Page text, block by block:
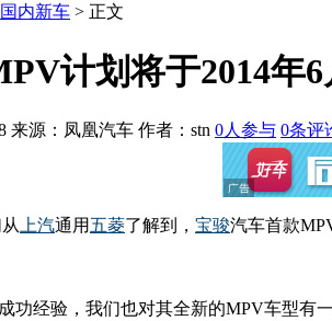
国内新车 > 正文
计划将于2014年
来源：凤凰汽车 作者： stn 0人参与 0条评
上汽通用 五菱了解到， 宝骏汽车首款
功经验，我们也对其全新的MPV车型有